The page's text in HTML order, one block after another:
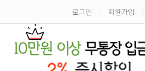
로그인 회원가입